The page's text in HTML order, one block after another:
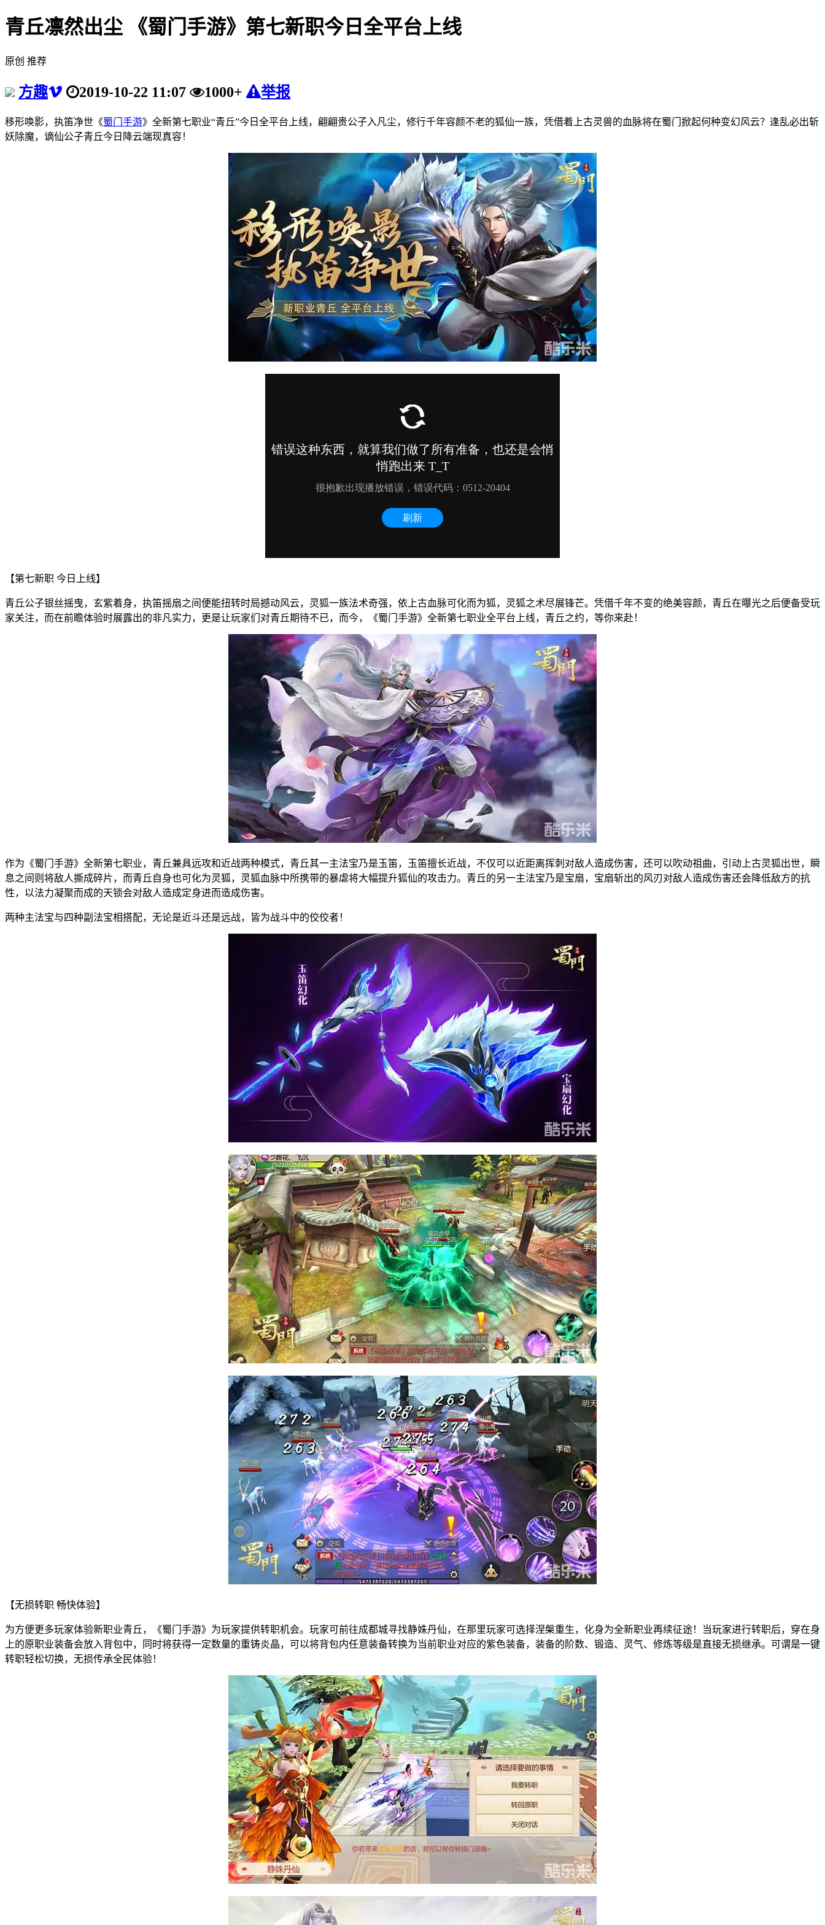
青丘凛然出尘 《蜀门手游》第七新职今日全平台上线
原创 推荐
方趣 2019-10-22 11:07 1000+ 举报
移形唤影，执笛净世《蜀门手游》全新第七职业“青丘”今日全平台上线，翩翩贵公子入凡尘，修行千年容颜不老的狐仙一族，凭借着上古灵兽的血脉将在蜀门掀起何种变幻风云？逢乱必出斩
妖除魔，谪仙公子青丘今日降云端现真容！
【第七新职 今日上线】
青丘公子银丝摇曳，玄紫着身，执笛摇扇之间便能扭转时局撼动风云，灵狐一族法术奇强，依上古血脉可化而为狐，灵狐之术尽展锋芒。凭借千年不变的绝美容颜，青丘在曝光之后便备受玩
家关注，而在前瞻体验时展露出的非凡实力，更是让玩家们对青丘期待不已，而今，《蜀门手游》全新第七职业全平台上线，青丘之约，等你来赴！
作为《蜀门手游》全新第七职业，青丘兼具远攻和近战两种模式，青丘其一主法宝乃是玉笛，玉笛擅长近战，不仅可以近距离挥刺对敌人造成伤害，还可以吹动祖曲，引动上古灵狐出世，瞬
息之间则将敌人撕成碎片，而青丘自身也可化为灵狐，灵狐血脉中所携带的暴虐将大幅提升狐仙的攻击力。青丘的另一主法宝乃是宝扇，宝扇斩出的风刃对敌人造成伤害还会降低敌方的抗
性，以法力凝聚而成的天锁会对敌人造成定身进而造成伤害。
两种主法宝与四种副法宝相搭配，无论是近斗还是远战，皆为战斗中的佼佼者！
【无损转职 畅快体验】
为方便更多玩家体验新职业青丘，《蜀门手游》为玩家提供转职机会。玩家可前往成都城寻找静姝丹仙，在那里玩家可选择涅槃重生，化身为全新职业再续征途！当玩家进行转职后，穿在身
上的原职业装备会放入背包中，同时将获得一定数量的重铸炎晶，可以将背包内任意装备转换为当前职业对应的紫色装备，装备的阶数、锻造、灵气、修炼等级是直接无损继承。可谓是一键
转职轻松切换，无损传承全民体验！